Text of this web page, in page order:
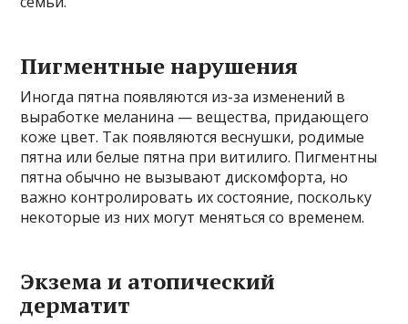
Пигментные нарушения
Иногда пятна появляются из-за изменений в
выработке меланина — вещества, придающего
коже цвет. Так появляются веснушки, родимые
пятна или белые пятна при витилиго. Пигментны
пятна обычно не вызывают дискомфорта, но
важно контролировать их состояние, поскольку
некоторые из них могут меняться со временем.
Экзема и атопический
дерматит